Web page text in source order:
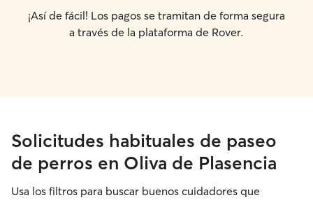
¡Así de fácil! Los pagos se tramitan de forma segura
a través de la plataforma de Rover.
Solicitudes habituales de paseo
de perros en Oliva de Plasencia
Usa los filtros para buscar buenos cuidadores que